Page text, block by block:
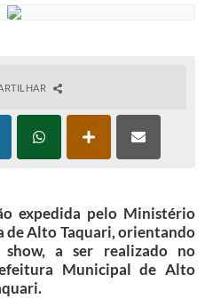
expedida pelo Ministério
de Alto Taquari, orientando
show, a ser realizado no
Municipal de Alto